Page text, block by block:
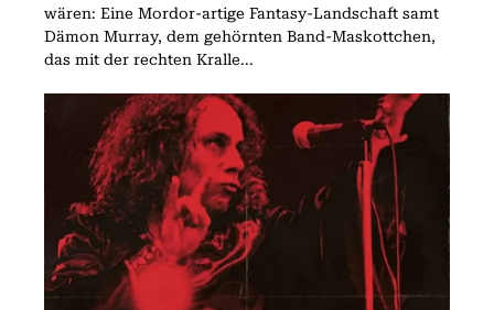
wären: Eine Mordor-artige Fantasy-Landschaft samt
Dämon Murray, dem gehörnten Band-Maskottchen,
das mit der rechten Kralle...